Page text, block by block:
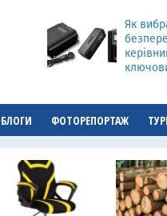
Як
БЛОГИ ФОТОРЕПОРТАЖ